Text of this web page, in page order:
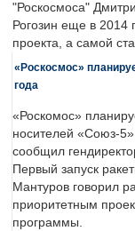
"Роскосмоса"
Рогозин еще в 2014
проекта, а самой
«Роскосмос»
года
«Роскомос»
носителей «Союз-
сообщил
Первый запуск
Мантуров говорил
приоритетным
программы.